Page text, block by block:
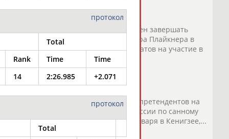
заявил, что не намерен завершать
как не попал на Ол... ...России Вальтера Плайкнера в
Кнейббыл выведен из числа кандидатов на участие в
СТАДИОН)
заявил, что выбыл из числа претендентов на
Сочи - такое ре... ...тренер сборной России по санному
упал на пятом этапе Кубка мира 5 января в Кенигзее,...
СТАДИОН
протокол
Total
Rank Time
Time
14 2:26.985 +2.071
протокол
Total